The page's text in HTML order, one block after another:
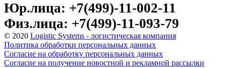
Юр.лица: +7(499)-11-002-11
Физ.лица: +7(499)-11-093-79
© 2020 Logistic Systems - логистическая компания
Политика обработки персональных данных
Согласие на обработку персональных данных
Согласие на получение новостной и рекламной рассылки